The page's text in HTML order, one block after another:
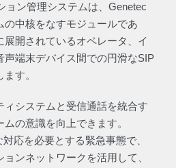
ョン管理システムは、Genetec
の中核をなすモジュールであ
展開されているオペレータ、イ
声端末デバイス間での円滑なSIP
す。
ィシステムと受信通話を統合す
の意識を向上できます。
応を必要とする緊急事態で、
ンネットワークを活用して、